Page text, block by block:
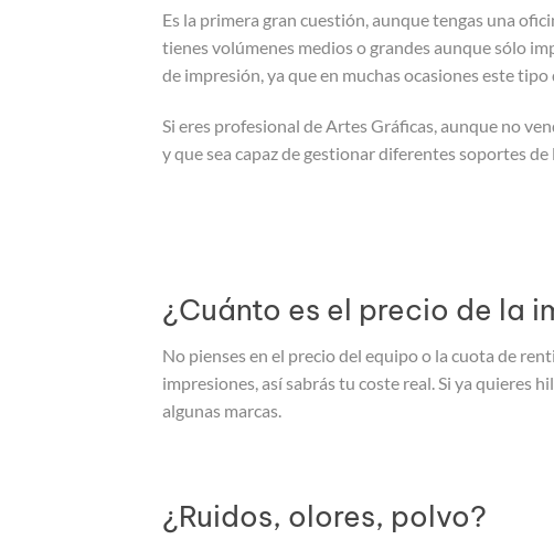
Es la primera gran cuestión, aunque tengas una
tienes volúmenes medios o grandes aunque sólo
de impresión, ya que en muchas ocasiones este
Si eres profesional de Artes Gráficas, aunque no
y que sea capaz de gestionar diferentes soportes
¿Cuánto es el precio de la
No pienses en el precio del equipo o la cuota de
impresiones, así sabrás tu coste real. Si ya quieres
algunas marcas.
¿Ruidos, olores, polvo?